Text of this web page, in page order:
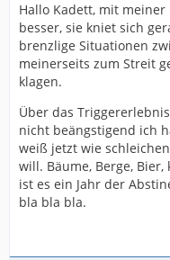
Hallo Kadett, mit
besser, sie kniet sich
brenzlige Situationen
meinerseits zum Streit
klagen.
Über das
nicht beängstigend ich
weiß jetzt wie
will. Bäume, Berge,
ist es ein Jahr der
bla bla bla.